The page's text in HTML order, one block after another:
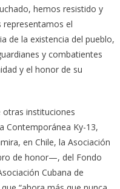
hemos resistido y
el
de la existencia del pueblo,
y combatientes
y el honor de su
instituciones
Contemporánea Ky-13,
en Chile, la Asociación
de honor—, del Fondo
Cubana de